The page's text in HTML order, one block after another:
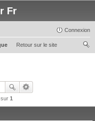
Fr
Connexion
Retour sur le site
sur 1